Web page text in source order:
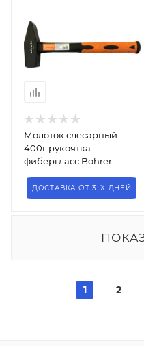
Молоток слесарный
400г рукоятка
фибергласс Bohrer
ДОСТАВКА ОТ 3-Х ДНЕЙ
1 2